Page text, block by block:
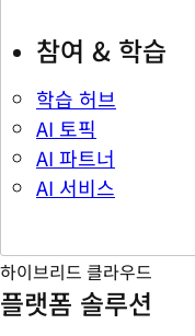
참여 & 학습
학습 허브
AI 토픽
AI 파트너
AI 서비스
하이브리드 클라우드
플랫폼 솔루션